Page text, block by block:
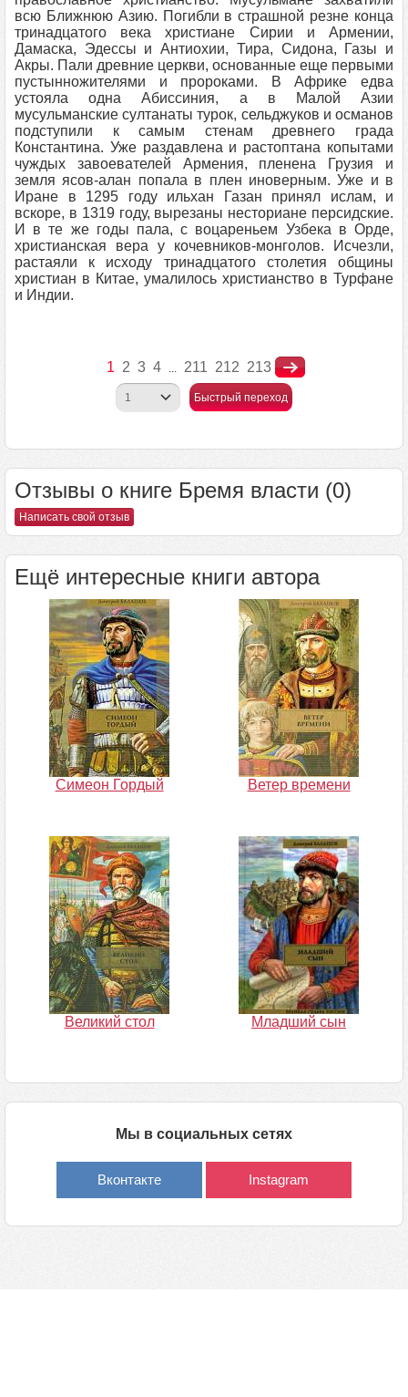
всю Ближнюю Азию. Погибли в страшной резне конца
тринадцатого века христиане Сирии и Армении,
Дамаска, Эдессы и Антиохии, Тира, Сидона, Газы и
Акры. Пали древние церкви, основанные еще первыми
пустынножителями и пророками. В Африке едва
устояла одна Абиссиния, а в Малой Азии
мусульманские султанаты турок, сельджуков и османов
подступили к самым стенам древнего града
Константина. Уже раздавлена и растоптана копытами
чуждых завоевателей Армения, пленена Грузия и
земля ясов-алан попала в плен иноверным. Уже и в
Иране в 1295 году ильхан Газан принял ислам, и
вскоре, в 1319 году, вырезаны несториане персидские.
И в те же годы пала, с воцареньем Узбека в Орде,
христианская вера у кочевников-монголов. Исчезли,
растаяли к исходу тринадцатого столетия общины
христиан в Китае, умалилось христианство в Турфане
и Индии.
1 2 3 4 ... 211 212 213
Быстрый переход
Отзывы о книге Бремя власти (0)
Написать свой отзыв
Ещё интересные книги автора
Симеон Гордый Ветер времени
Великий стол Младший сын
Мы в социальных сетях
Вконтакте Instagram